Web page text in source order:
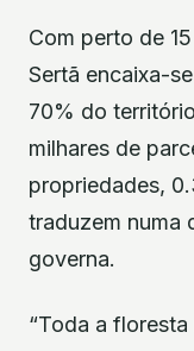
Com perto de
Sertã encaixa-
70% do
milhares de
propriedades,
traduzem numa
governa.
“Toda a